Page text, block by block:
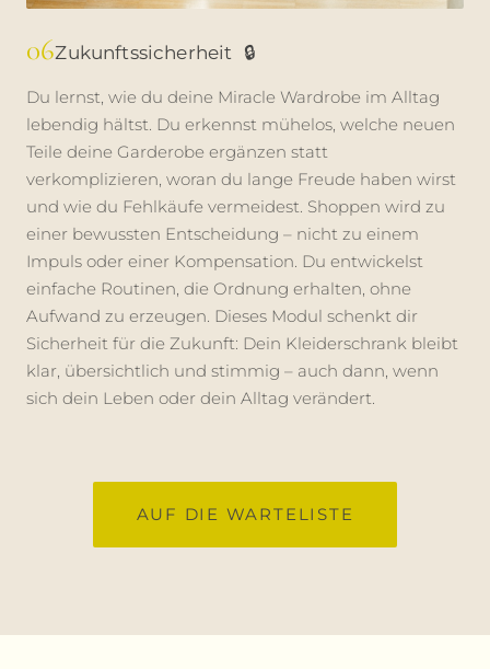
06Zukunftssicherheit 🔒
Du lernst, wie du deine Miracle Wardrobe im Alltag
lebendig hältst. Du erkennst mühelos, welche neuen
Teile deine Garderobe ergänzen statt
verkomplizieren, woran du lange Freude haben wirst
und wie du Fehlkäufe vermeidest. Shoppen wird zu
einer bewussten Entscheidung – nicht zu einem
Impuls oder einer Kompensation. Du entwickelst
einfache Routinen, die Ordnung erhalten, ohne
Aufwand zu erzeugen. Dieses Modul schenkt dir
Sicherheit für die Zukunft: Dein Kleiderschrank bleibt
klar, übersichtlich und stimmig – auch dann, wenn
sich dein Leben oder dein Alltag verändert.
AUF DIE WARTELISTE